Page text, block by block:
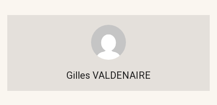
Gilles VALDENAIRE